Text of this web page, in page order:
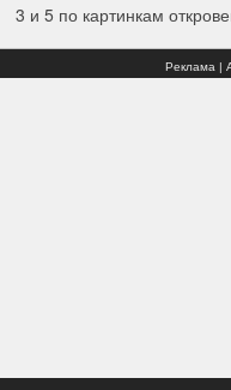
3 и 5 по картинкам
Реклама |